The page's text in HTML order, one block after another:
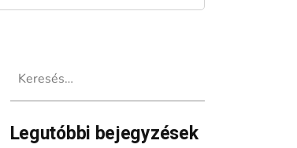
Legutóbbi bejegyzések